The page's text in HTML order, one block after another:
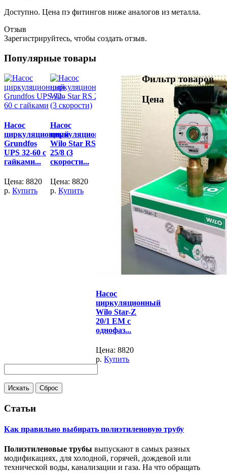
Доступно. Цена пэ фитингов ниже аналогов из металла.
Отзыв
Зарегистрируйтесь, чтобы создать отзыв.
Популярные товары
Насос
циркуляционный
Grundfos
UPS 32-60 с
гайками...
Цена: 8820
р. Купить
Насос
циркуляционный
Wilo Star RS
25/8 (3
скорости...
Цена: 8820
р. Купить
Насос
циркуляционный
Wilo Star-Z
20/1 EM с
однофаз...
Цена: 8820
р. Купить
Фильтр товаров
Цена
Статьи
Как правильно выбирать полиэтиленовую трубу
Полиэтиленовые трубы выпускают в самых разных
модификациях, для холодной, горячей, дождевой или
технической воды, канализации и газа. На что обращать